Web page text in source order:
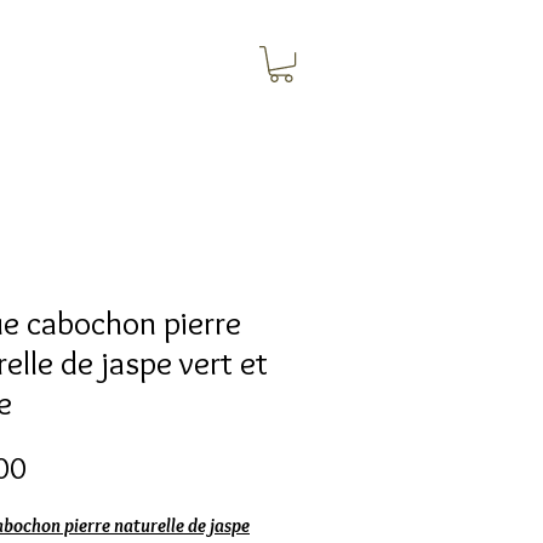
cabochon pierre
de jaspe vert et
pierre naturelle de jaspe